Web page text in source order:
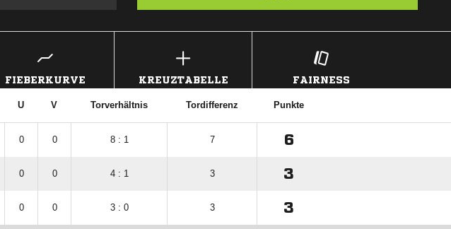
FIEBERKURVE KREUZTABELLE FAIRNESS
U V Torverhältnis Tordifferenz Punkte
0 0 8 : 1 7 6
0 0 4 : 1 3 3
0 0 3 : 0 3 3